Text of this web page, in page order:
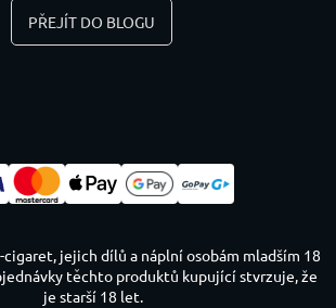
PŘEJÍT DO BLOGU
jejich dílů a náplní osobám mladším 18
těchto produktů kupující stvrzuje, že
je starší 18 let.